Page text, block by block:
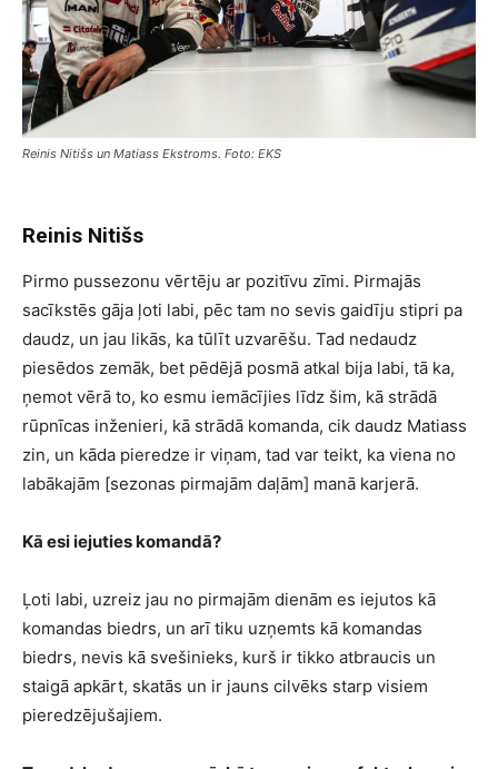
Reinis Nitišs un Matiass Ekstroms. Foto: EKS
Reinis Nitišs
Pirmo pussezonu vērtēju ar pozitīvu zīmi. Pirmajās
sacīkstēs gāja ļoti labi, pēc tam no sevis gaidīju stipri pa
daudz, un jau likās, ka tūlīt uzvarēšu. Tad nedaudz
piesēdos zemāk, bet pēdējā posmā atkal bija labi, tā ka,
ņemot vērā to, ko esmu iemācījies līdz šim, kā strādā
rūpnīcas inženieri, kā strādā komanda, cik daudz Matiass
zin, un kāda pieredze ir viņam, tad var teikt, ka viena no
labākajām [sezonas pirmajām daļām] manā karjerā.
Kā esi iejuties komandā?
Ļoti labi, uzreiz jau no pirmajām dienām es iejutos kā
komandas biedrs, un arī tiku uzņemts kā komandas
biedrs, nevis kā svešinieks, kurš ir tikko atbraucis un
staigā apkārt, skatās un ir jauns cilvēks starp visiem
pieredzējušajiem.